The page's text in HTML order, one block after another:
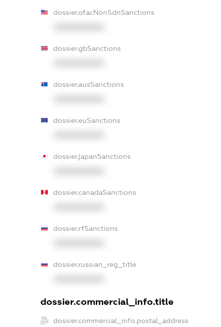
dossier.ofacNonSdnSanctions
dossier.gbSanctions
dossier.ausSanctions
dossier.euSanctions
dossier.japanSanctions
dossier.canadaSanctions
dossier.rfSanctions
dossier.russian_reg_title
dossier.commercial_info.title
dossier.commercial_info.postal_address